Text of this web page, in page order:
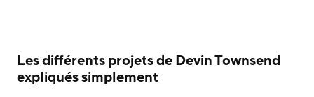
Les différents projets de Devin Townsend
expliqués simplement